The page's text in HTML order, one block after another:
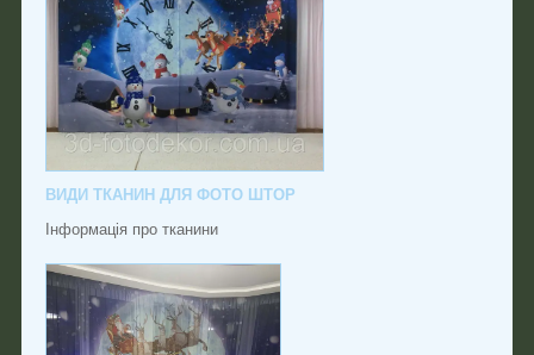
ВИДИ ТКАНИН ДЛЯ ФОТО ШТОР
Інформація про тканини